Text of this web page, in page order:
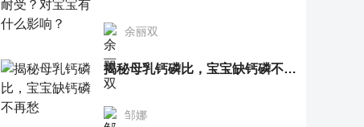
余丽双
揭秘母乳钙磷比，宝宝缺钙磷不再愁
邹娜